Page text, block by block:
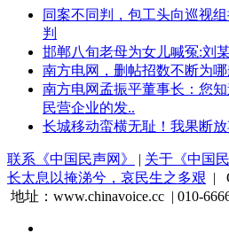
同案不同判，包工头向巡视
判
邯郸八旬老母为女儿喊冤:刘
南方电网，删帖招数不断为
南方电网孟振平董事长：您
民营企业的发..
长城移动蛮横无耻！我果断
联系《中国民声网》 | 关于《中国民
长太息以掩涕兮，哀民生之多艰 |
地址：www.chinavoice.cc | 010-